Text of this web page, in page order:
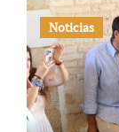
Noticias